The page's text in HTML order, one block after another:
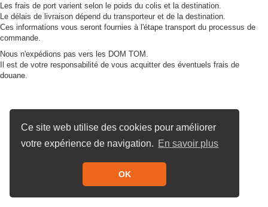
Ce site web utilise des cookies pour améliorer
votre expérience de navigation. En savoir plus
OK
Les frais de port varient selon le poids du colis et la destination.
Le délais de livraison dépend du transporteur et de la destination.
Ces informations vous seront fournies à l'étape transport du processus de
commande.
Nous n'expédions pas vers les DOM TOM.
Il est de votre responsabilité de vous acquitter des éventuels frais de
douane.